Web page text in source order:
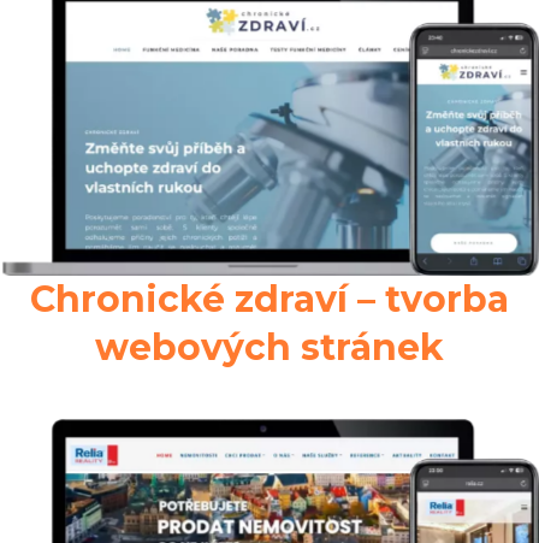
Chronické zdraví – tvorba
webových stránek